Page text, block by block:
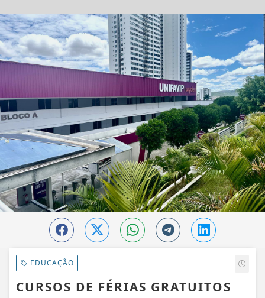
EDUCAÇÃO
CURSOS DE FÉRIAS GRATUITOS